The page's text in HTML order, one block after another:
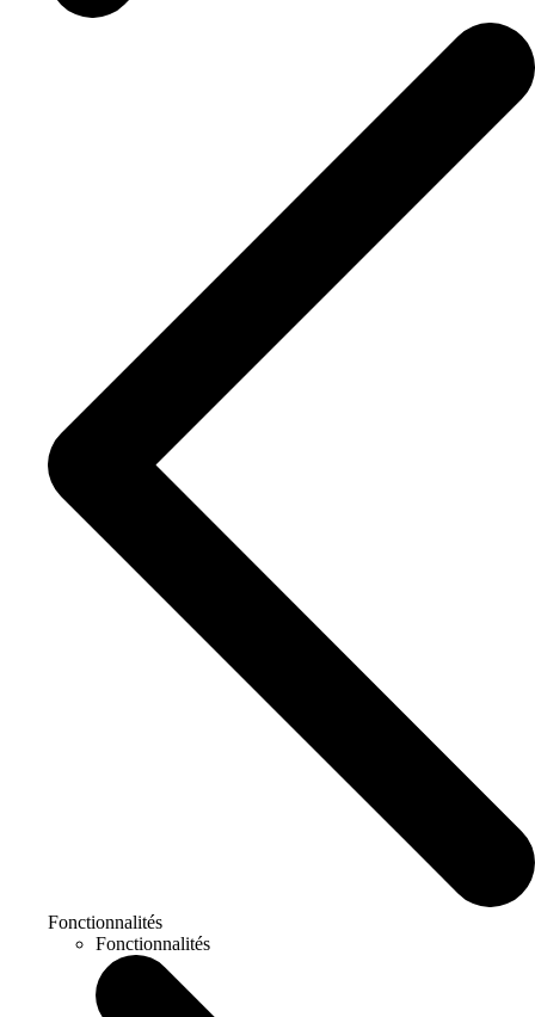
Fonctionnalités
Fonctionnalités